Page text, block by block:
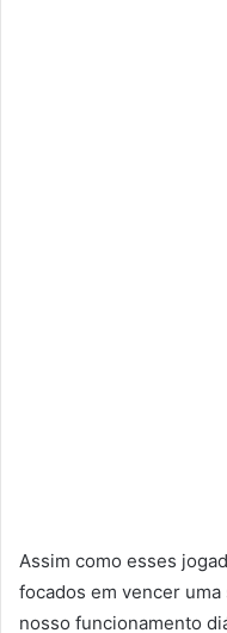
Assim como esses
focados em vencer
nosso funcionamento